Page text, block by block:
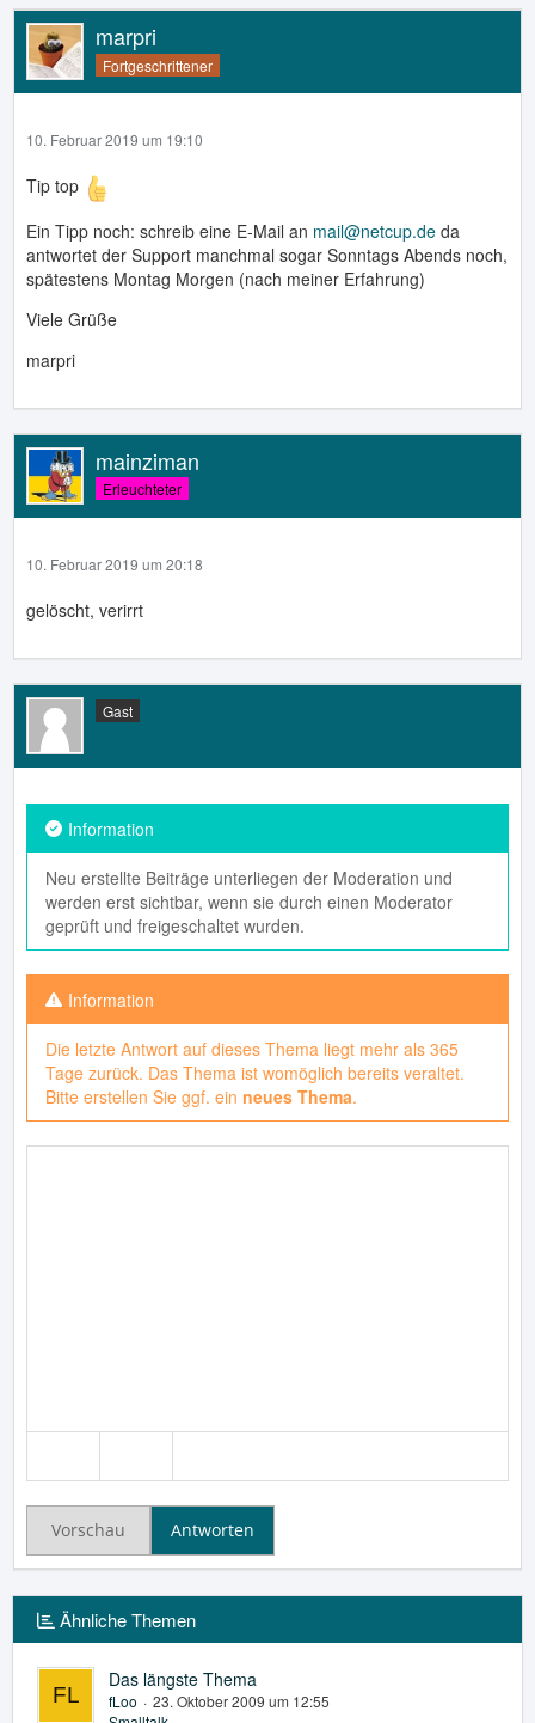
marpri
Fortgeschrittener
10. Februar 2019 um 19:10
Tip top
Ein Tipp noch: schreib eine E-Mail an mail@netcup.de da
antwortet der Support manchmal sogar Sonntags Abends noch,
spätestens Montag Morgen (nach meiner Erfahrung)
Viele Grüße
marpri
mainziman
Erleuchteter
10. Februar 2019 um 20:18
gelöscht, verirrt
Gast
Neu erstellte Beiträge unterliegen der Moderation und
werden erst sichtbar, wenn sie durch einen Moderator
geprüft und freigeschaltet wurden.
Die letzte Antwort auf dieses Thema liegt mehr als 365
Tage zurück. Das Thema ist womöglich bereits veraltet.
Bitte erstellen Sie ggf. ein neues Thema.
Antworten
Vorschau
Ähnliche Themen
Das längste Thema
fLoo
23. Oktober 2009 um 12:55